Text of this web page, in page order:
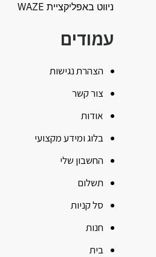
ניווט באפליקציית WAZE
עמודים
הצהרת נגישות
צור קשר
אודות
בלוג ומידע מקצועי
החשבון שלי
תשלום
סל קניות
חנות
בית